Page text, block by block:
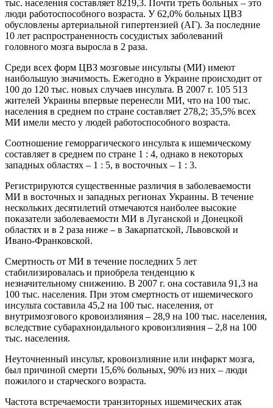
тыс. населения составляет 8219,3. Почти треть больных – это
люди работоспособного возраста. У 62,0% больных ЦВЗ
обусловлены артериальной гипертензией (АГ). За последние
10 лет распространенность сосудистых заболеваний
головного мозга выросла в 2 раза.
Среди всех форм ЦВЗ мозговые инсульты (МИ) имеют
наибольшую значимость. Ежегодно в Украине происходит от
100 до 120 тыс. новых случаев инсульта. В 2007 г. 105 513
жителей Украины впервые перенесли МИ, что на 100 тыс.
населения в среднем по стране составляет 278,2; 35,5% всех
МИ имели место у людей работоспособного возраста.
Соотношение геморрагического инсульта к ишемическому
составляет в среднем по стране 1 : 4, однако в некоторых
западных областях – 1 : 5, в восточных – 1 : 3.
Регистрируются существенные различия в заболеваемости
МИ в восточных и западных регионах Украины. В течение
нескольких десятилетий отмечаются наиболее высокие
показатели заболеваемости МИ в Луганской и Донецкой
областях и в 2 раза ниже – в Закарпатской, Львовской и
Ивано-Франковской.
Смертность от МИ в течение последних 5 лет
стабилизировалась и приобрела тенденцию к
незначительному снижению. В 2007 г. она составила 91,3 на
100 тыс. населения. При этом смертность от ишемического
инсульта составила 45,2 на 100 тыс. населения, от
внутримозгового кровоизлияния – 28,9 на 100 тыс. населения,
вследствие субарахноидального кровоизлияния – 2,8 на 100
тыс. населения.
Неуточненный инсульт, кровоизлияние или инфаркт мозга,
был причиной смерти 15,6% больных, 90% из них – люди
пожилого и старческого возраста.
Частота встречаемости транзиторных ишемических атак